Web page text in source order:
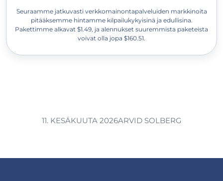
Seuraamme jatkuvasti verkkomainontapalveluiden markkinoita
pitääksemme hintamme kilpailukykyisinä ja edullisina.
Pakettimme alkavat $1.49, ja alennukset suuremmista paketeista
voivat olla jopa $160.51.
11. KESÄKUUTA 2026ARVID SOLBERG